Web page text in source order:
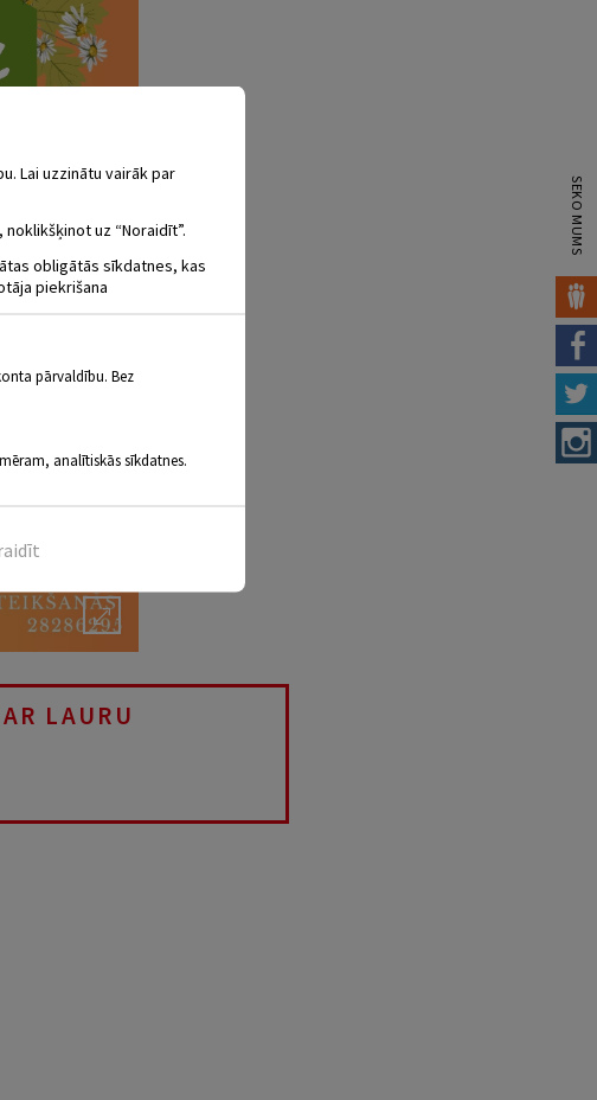
LAURU
SEKO MUMS
Lai uzzinātu vairāk par
uz “Noraidīt”.
obligātās sīkdatnes, kas
piekrišana
pārvaldību. Bez
analītiskās sīkdatnes.